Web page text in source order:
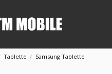
Tablette
Samsung Tablette